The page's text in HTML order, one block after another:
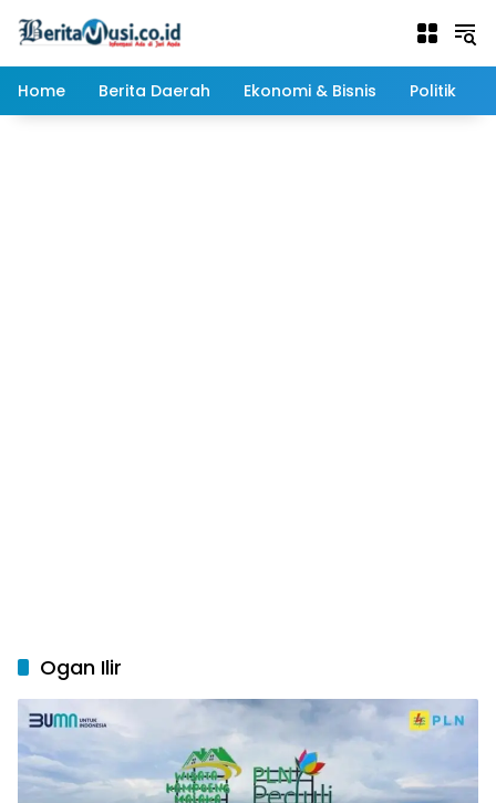
Home
Berita Daerah Ekonomi & Bisnis Politik
Ogan Ilir